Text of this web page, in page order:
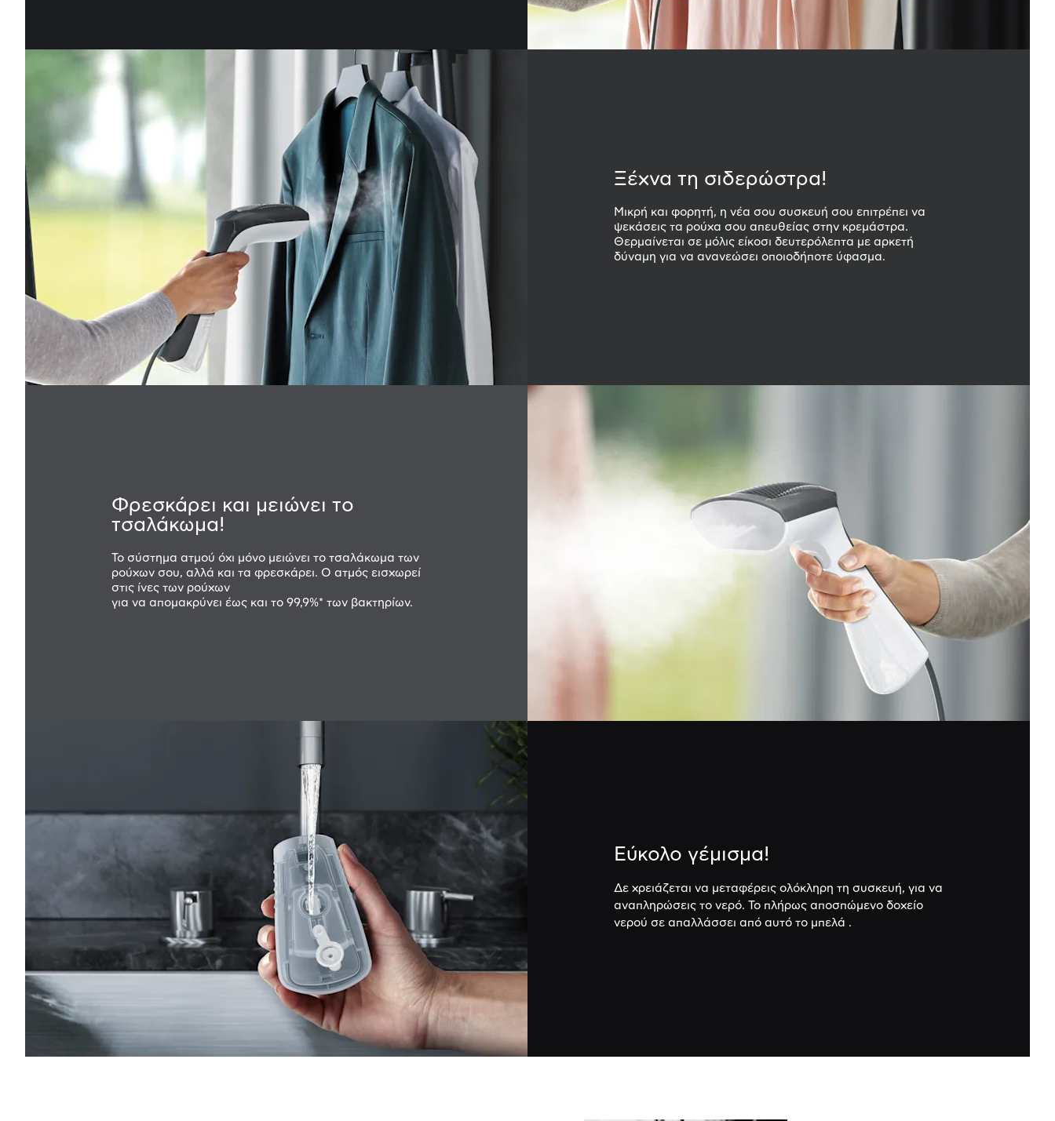
Ξέχνα τη σιδερώστρα!
Μικρή και φορητή, η νέα σου συσκευή σου επιτρέπει να
ψεκάσεις τα ρούχα σου απευθείας στην κρεμάστρα.
Θερμαίνεται σε μόλις είκοσι δευτερόλεπτα με αρκετή
δύναμη για να ανανεώσει οποιοδήποτε ύφασμα.
Φρεσκάρει και μειώνει το
τσαλάκωμα!
Το σύστημα ατμού όχι μόνο μειώνει το τσαλάκωμα των
ρούχων σου, αλλά και τα φρεσκάρει. Ο ατμός εισχωρεί
στις ίνες των ρούχων
για να απομακρύνει έως και το 99,9%* των βακτηρίων.
Εύκολο γέμισμα!
Δε χρειάζεται να μεταφέρεις ολόκληρη τη συσκευή, για να
αναπληρώσεις το νερό. Το πλήρως αποσπώμενο δοχείο
νερού σε απαλλάσσει από αυτό το μπελά .